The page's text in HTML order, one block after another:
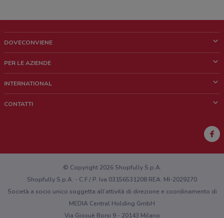
DOVECONVIENE
Chi siamo
Lavora con noi
PER LE AZIENDE
Richieste commerciali e marketing
INTERNATIONAL
CONTATTI
Hai un malfunzionamento sul web o sull'app?
© Copyright 2026 Shopfully S.p.A.
Shopfully S.p.A. - C.F / P. Iva 03156531208 REA: MI-2029270
Società a socio unico soggetta all’attività di direzione e coordinamento di
MEDIA Central Holding GmbH
Via Giosuè Borsi 9 - 20143 Milano